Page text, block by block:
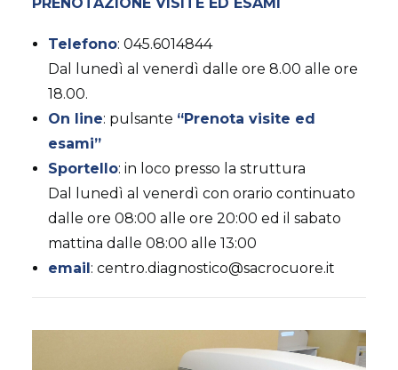
Telefono: 045.6014844
Dal lunedì al venerdì dalle ore 8.00 alle ore
18.00.
On line: pulsante “Prenota visite ed
esami”
Sportello: in loco presso la struttura
Dal lunedì al venerdì con orario continuato
dalle ore 08:00 alle ore 20:00 ed il sabato
mattina dalle 08:00 alle 13:00
email: centro.diagnostico@sacrocuore.it